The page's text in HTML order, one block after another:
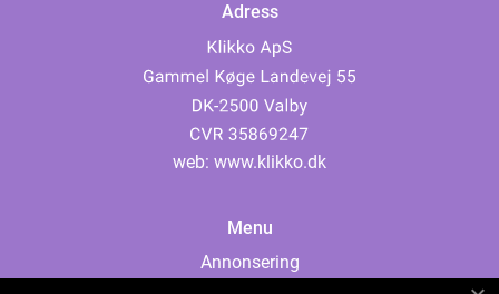
Adress
web: www.klikko.dk
Menu
Annonsering